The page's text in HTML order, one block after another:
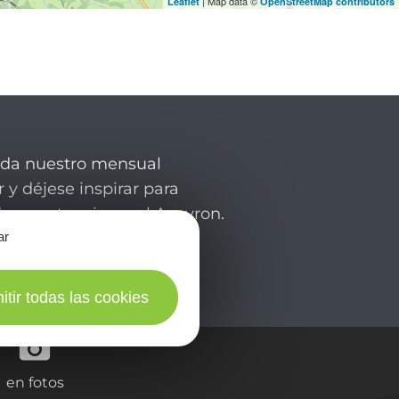
nuestro mensual
y déjese inspirar para
su estancia en el Aveyron.
en fotos
todas las cookies